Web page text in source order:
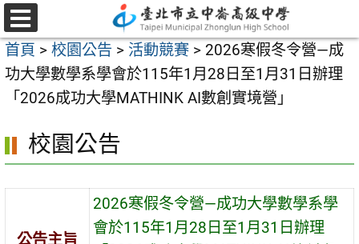
跳
至
主
要
區
選
單
首頁 > 校園公告 > 活動競賽 > 2026寒假冬令營—成
功大學數學系學會於115年1月28日至1月31日辦理
「2026成功大學MATHINK AI數創實境營」
校園公告
公告主旨
2026寒假冬令營—成功大學數學系學
會於115年1月28日至1月31日辦理